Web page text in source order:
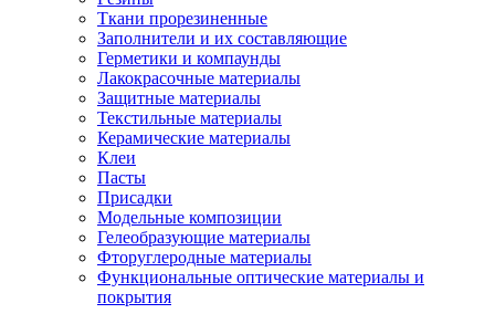
Ткани прорезиненные
Заполнители и их составляющие
Герметики и компаунды
Лакокрасочные материалы
Защитные материалы
Текстильные материалы
Керамические материалы
Клеи
Пасты
Присадки
Модельные композиции
Гелеобразующие материалы
Фторуглеродные материалы
Функциональные оптические материалы и
покрытия